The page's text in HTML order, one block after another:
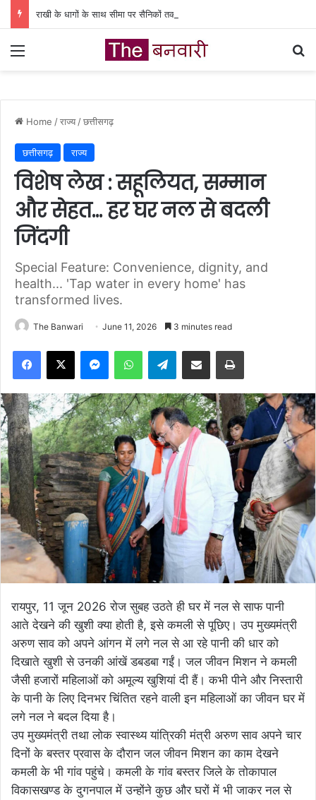
Menu
Home /राज्य /छत्तीसगढ़
छत्तीसगढ़ राज्य
विशेष लेख : सहूलियत, सम्मान
और सेहत… हर घर नल से बदली
जिंदगी
Special Feature: Convenience, dignity, and
health... 'Tap water in every home' has
transformed lives.
The Banwari June 11, 2026 3 minutes read
Facebook
X MessengerWhatsAppTelegramShare via Email Print
रायपुर, 11 जून 2026 रोज सुबह उठते ही घर में नल से साफ पानी
आते देखने की खुशी क्या होती है, इसे कमली से पूछिए। उप मुख्यमंत्री
अरुण साव को अपने आंगन में लगे नल से आ रहे पानी की धार को
दिखाते खुशी से उनकी आंखें डबडबा गईं। जल जीवन मिशन ने कमली
जैसी हजारों महिलाओं को अमूल्य खुशियां दी हैं। कभी पीने और निस्तारी
के पानी के लिए दिनभर चिंतित रहने वाली इन महिलाओं का जीवन घर में
लगे नल ने बदल दिया है।
उप मुख्यमंत्री तथा लोक स्वास्थ्य यांत्रिकी मंत्री अरुण साव अपने चार
दिनों के बस्तर प्रवास के दौरान जल जीवन मिशन का काम देखने
कमली के भी गांव पहुंचे। कमली के गांव बस्तर जिले के तोकापाल
विकासखण्ड के दुगनपाल में उन्होंने कुछ और घरों में भी जाकर नल से